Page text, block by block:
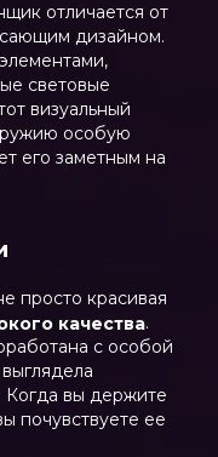
отличается от
дизайном.
световые
визуальный
особую
его заметным на
просто красивая
качества.
с особой
Когда вы держите
почувствуете ее